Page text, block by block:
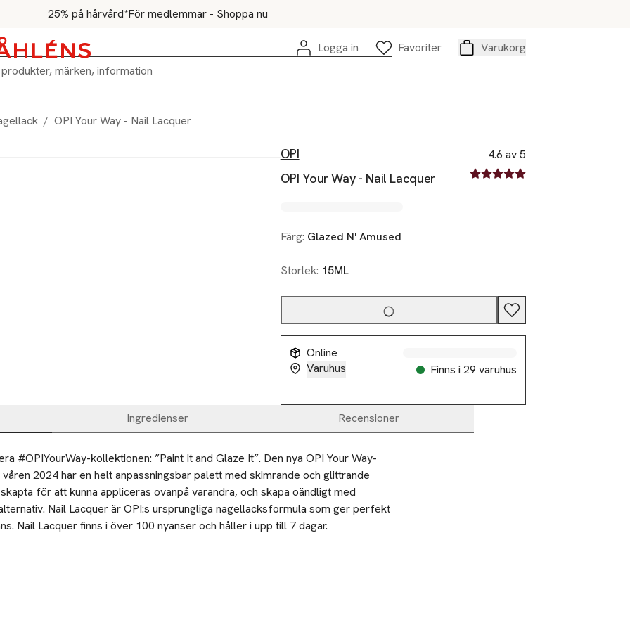
25% på hårvård*För medlemmar - Shoppa nu
Logga in
Favoriter
Varukorg
/ OPI Your Way - Nail Lacquer
OPI
OPI Your Way - Nail Lacquer
4.6 av 5
4.6 av fem stjärnor
Färg: Glazed N' Amused
Storlek: 15ML
Online
Varuhus
Finns i 29 varuhus
Ingredienser Recensioner
#OPIYourWay-kollektionen: ”Paint It and Glaze It”. Den nya OPI Your Way-
2024 har en helt anpassningsbar palett med skimrande och glittrande
för att kunna appliceras ovanpå varandra, och skapa oändligt med
Nail Lacquer är OPI:s ursprungliga nagellacksformula som ger perfekt
Nail Lacquer finns i över 100 nyanser och håller i upp till 7 dagar.
glaze it:
någon av de skimrande och glittrande nyanseren ovanpå din cremenyans.
lager Nail Lacquer.